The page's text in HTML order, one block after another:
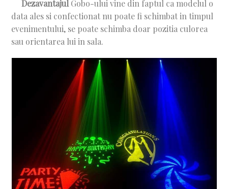
Dezavantajul Gobo-ului vine din faptul ca modelul o
data ales si confectionat nu poate fi schimbat in timpul
evenimentului, se poate schimba doar pozitia culorea
sau orientarea lui in sala.